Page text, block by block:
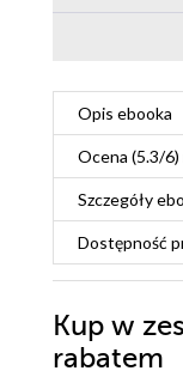
Opis ebooka
Ocena (5.3/6)
Szczegóły
Dostępność
Kup w
rabatem